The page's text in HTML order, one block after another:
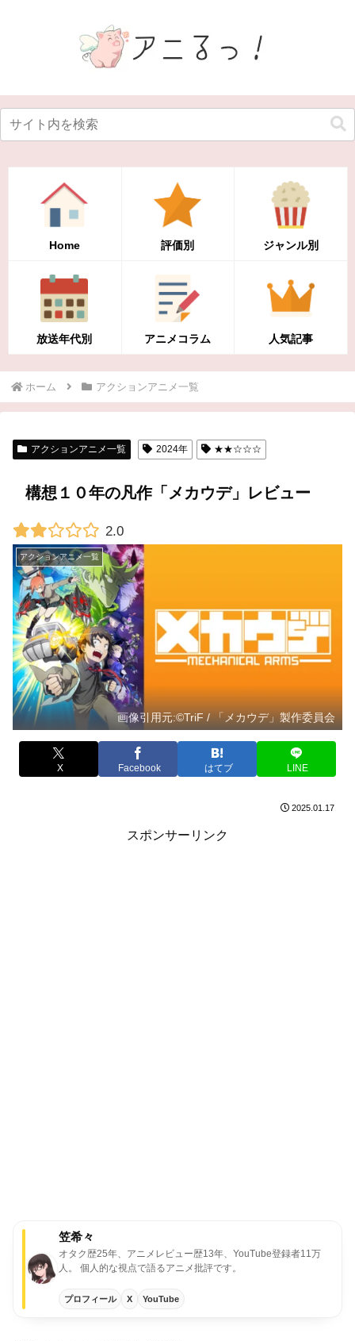
Home 評価別 ジャンル別
放送年代別 アニメコラム 人気記事
ホーム アクションアニメ一覧
アクションアニメ一覧 2024年 ★★☆☆☆
構想１０年の凡作「メカウデ」レビュー
2.0
アクションアニメ一覧
画像引用元:©TriF / 「メカウデ」製作委員会
X Facebook はてブ LINE
2025.01.17
スポンサーリンク
笠希々
オタク歴25年、アニメレビュー歴13年、YouTube登録者11万
人。 個人的な視点で語るアニメ批評です。
プロフィール X YouTube